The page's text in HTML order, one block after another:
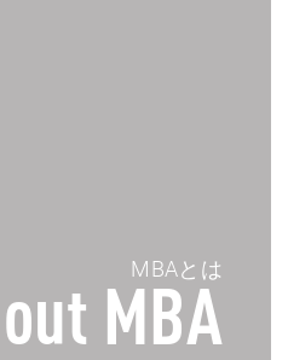
MBAとは
MBA